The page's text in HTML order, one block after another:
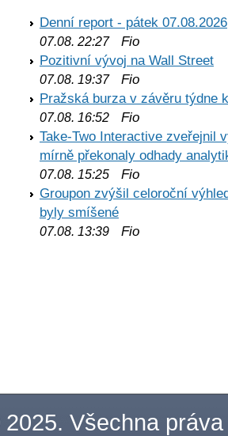
Denní report - pátek 07.08.2026
07.08. 22:27Fio
Pozitivní vývoj na Wall Street
07.08. 19:37Fio
Pražská burza v závěru týdne
07.08. 16:52 Fio
Take-Two Interactive zveřejnil
mírně překonaly odhady
07.08. 15:25 Fio
Groupon zvýšil celoroční
byly smíšené
07.08. 13:39 Fio
Všechna práva